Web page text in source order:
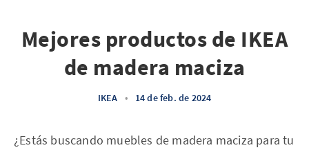
Mejores productos de IKEA
de madera maciza
IKEA • 14 de feb. de 2024
¿Estás buscando muebles de madera maciza para tu